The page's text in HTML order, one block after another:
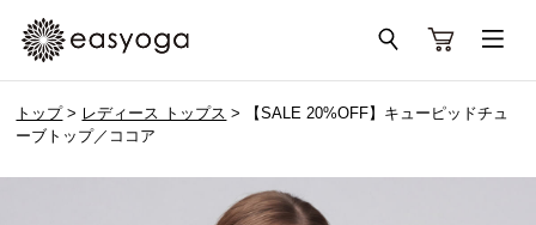
トップ> レディース トップス > 【SALE 20%OFF】キューピッドチュ
ーブトップ／ココア